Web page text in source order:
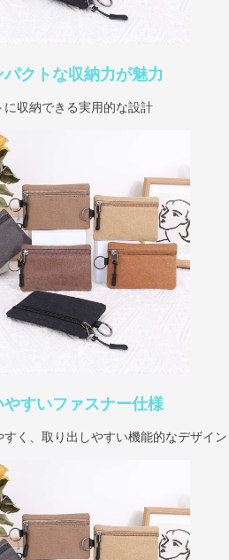
パクトな収納力が魅力
収納できる実用的な設計
やすいファスナー仕様
く、取り出しやすい機能的なデザイン